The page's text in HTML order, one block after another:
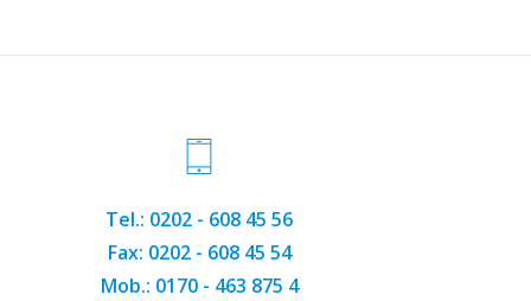
Tel.: 0202 - 608 45 56
Fax: 0202 - 608 45 54
Mob.: 0170 - 463 875 4